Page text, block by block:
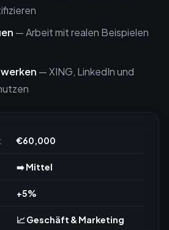
— Arbeit mit realen Beispielen
— XING, LinkedIn und
€60,000
➡️ Mittel
+5%
📈 Geschäft & Marketing